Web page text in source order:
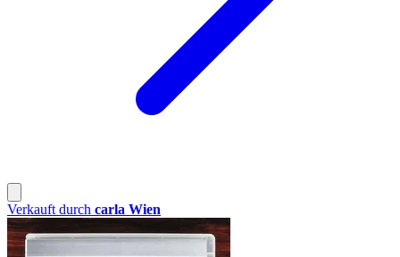
Verkauft durch carla Wien